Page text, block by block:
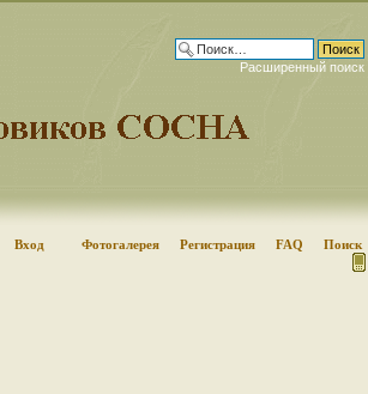
Расширенный поиск
Вход Фотогалерея Регистрация FAQ Поиск